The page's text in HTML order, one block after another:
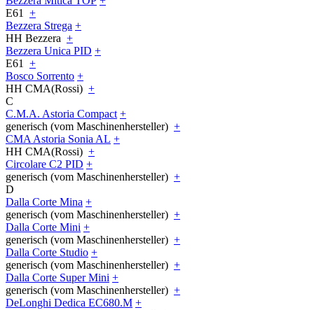
E61 +
Bezzera Strega +
HH Bezzera +
Bezzera Unica PID +
E61 +
Bosco Sorrento +
HH CMA(Rossi) +
C
C.M.A. Astoria Compact +
generisch (vom Maschinenhersteller) +
CMA Astoria Sonia AL +
HH CMA(Rossi) +
Circolare C2 PID +
generisch (vom Maschinenhersteller) +
D
Dalla Corte Mina +
generisch (vom Maschinenhersteller) +
Dalla Corte Mini +
generisch (vom Maschinenhersteller) +
Dalla Corte Studio +
generisch (vom Maschinenhersteller) +
Dalla Corte Super Mini +
generisch (vom Maschinenhersteller) +
DeLonghi Dedica EC680.M +